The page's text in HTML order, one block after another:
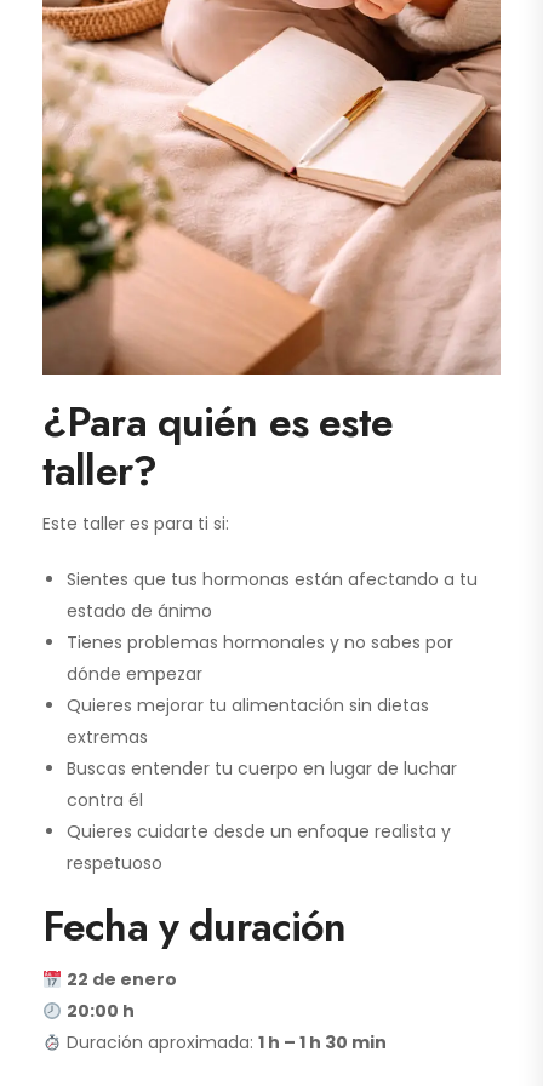
¿Para quién es este
taller?
Este taller es para ti si:
Sientes que tus hormonas están afectando a tu
estado de ánimo
Tienes problemas hormonales y no sabes por
dónde empezar
Quieres mejorar tu alimentación sin dietas
extremas
Buscas entender tu cuerpo en lugar de luchar
contra él
Quieres cuidarte desde un enfoque realista y
respetuoso
Fecha y duración
22 de enero
20:00 h
Duración aproximada: 1 h – 1 h 30 min